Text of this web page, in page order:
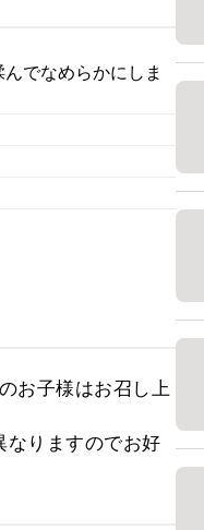
でなめらかにしま
お子様はお召し上
なりますのでお好